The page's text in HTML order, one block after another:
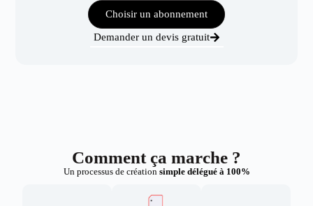
Choisir un abonnement
Demander un devis gratuit
Comment ça marche ?
Un processus de création simple délégué à 100%